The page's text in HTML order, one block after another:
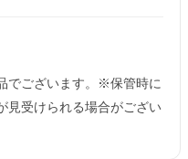
でございます。※保管時に
見受けられる場合がござい